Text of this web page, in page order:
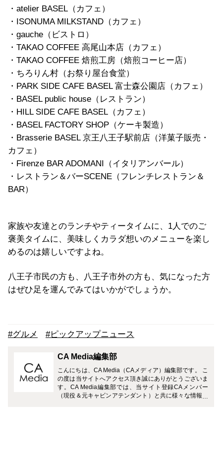
・atelier BASEL（カフェ）
・ISONUMA MILKSTAND（カフェ）
・gauche（ビストロ）
・TAKAO COFFEE 高尾山本店（カフェ）
・TAKAO COFFEE 焙煎工房（焙煎コーヒー店）
・ちろりん村（お祭り屋台食堂）
・PARK SIDE CAFE BASEL 富士森公園店（カフェ）
・BASEL public house（レストラン）
・HILL SIDE CAFE BASEL（カフェ）
・BASEL FACTORY SHOP（ケーキ製造）
・Brasserie BASEL 京王八王子駅前店（洋菓子販売・
カフェ）
・Firenze BAR ADOMANI（イタリアンバール）
・レストラン＆バーSCENE（フレンチレストラン＆
BAR）
家族や友達とのランチやティータイムに、1人でのご
褒美タイムに、美味しくカラダ想いのメニューを楽し
めるのは嬉しいですよね。
八王子市民の方も、八王子市外の方も、気になった方
はぜひ足を運んでみてはいかがでしょうか。
#グルメ #ピックアップニュース
CA Media編集部
こんにちは、CA Media（CAメディア）編集部です。 こ
の度は当サイトへアクセス頂き誠にありがとうございま
す。CA Media編集部では、当サイト登録CAメンバー
（現役＆元キャビンアテンダント）と共に様々な情報を